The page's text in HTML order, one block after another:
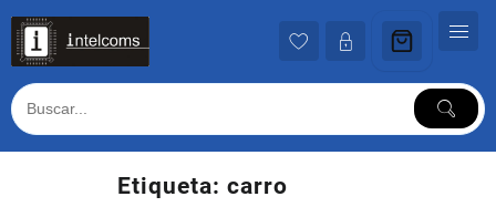
contenido
Etiqueta:carro